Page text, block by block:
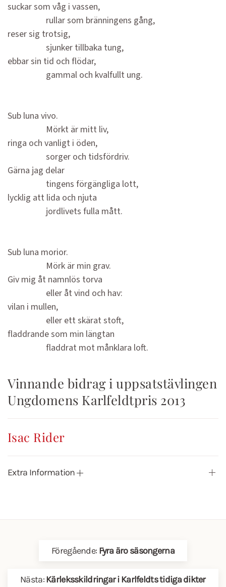
suckar som våg i vassen,
rullar som bränningens gång,
reser sig trotsig,
sjunker tillbaka tung,
ebbar sin tid och flödar,
gammal och kvalfullt ung.
Sub luna vivo.
Mörkt är mitt liv,
ringa och vanligt i öden,
sorger och tidsfördriv.
Gärna jag delar
tingens förgängliga lott,
lycklig att lida och njuta
jordlivets fulla mått.
Sub luna morior.
Mörk är min grav.
Giv mig åt namnlös torva
eller åt vind och hav:
vilan i mullen,
eller ett skärat stoft,
fladdrande som min längtan
fladdrat mot månklara loft.
Vinnande bidrag i uppsatstävlingen
Ungdomens Karlfeldtpris 2013
Isac Rider
Extra Information
Föregående: Fyra äro säsongerna
Nästa:Kärleksskildringar i Karlfeldts tidiga dikter